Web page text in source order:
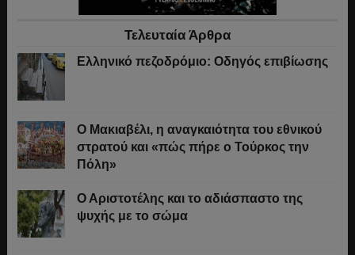
Τελευταία Άρθρα
Ελληνικό πεζοδρόμιο: Οδηγός επιβίωσης
Ο Μακιαβέλι, η αναγκαιότητα του εθνικού
στρατού και «πώς πήρε ο Τούρκος την
Πόλη»
Ο Αριστοτέλης και το αδιάσπαστο της
ψυχής με το σώμα